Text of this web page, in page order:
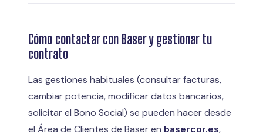
Cómo contactar con Baser y gestionar tu
contrato
Las gestiones habituales (consultar facturas,
cambiar potencia, modificar datos bancarios,
solicitar el Bono Social) se pueden hacer desde
el Área de Clientes de Baser en basercor.es,